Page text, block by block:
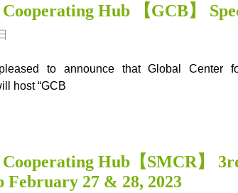
Hub 【GCB】
to announce that Global Center
host “GCB
Hub【SMCR】
February 27 & 28, 2023